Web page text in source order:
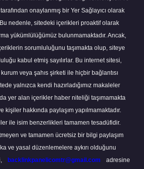
onaylanmış bir Yer Sağlayıcı olarak
nedenle, sitedeki içerikleri proaktif olarak
yükümlülüğümüz bulunmamaktadır. Ancak,
sorumluluğunu taşımakta olup, siteye
kabul etmiş sayılırlar. Bu internet sitesi,
veya şahıs şirketi ile hiçbir bağlantısı
yalnızca kendi hazırladığımız makaleler
yer alan içerikler haber niteliği taşımamakta
kişiler hakkında paylaşım yapılmamaktadır.
ile isim benzerlikleri tamamen tesadüfidir.
ve tamamen ücretsiz bir bilgi paylaşım
ve yasal düzenlemelere aykırı olduğunu
backlinkpanelicomtr@gmail.com adresine